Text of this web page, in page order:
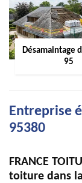
Désamaintage
95
Entreprise
95380
FRANCE
toiture dans